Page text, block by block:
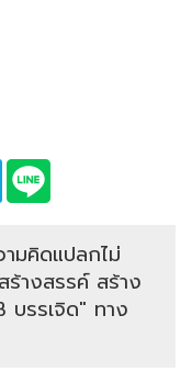
ามคิดแปลกไม่
างสรรค์ สร้าง
บรรเจิด" ทาง